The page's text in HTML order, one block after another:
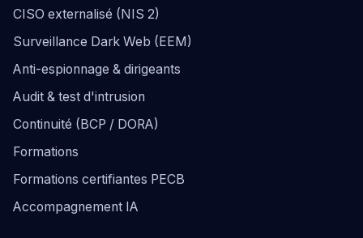
CISO externalisé (NIS 2)
Surveillance Dark Web (EEM)
Anti-espionnage & dirigeants
Audit & test d'intrusion
Continuité (BCP / DORA)
Formations
Formations certifiantes PECB
Accompagnement IA